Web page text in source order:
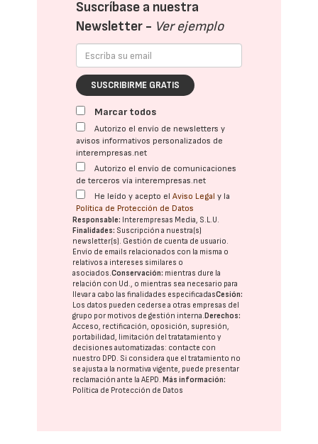
Suscríbase a nuestra
Newsletter - Ver ejemplo
SUSCRIBIRME GRATIS
Marcar todos
Autorizo el envío de newsletters y
avisos informativos personalizados de
interempresas.net
Autorizo el envío de comunicaciones
de terceros vía interempresas.net
He leído y acepto elAviso Legal y la
Política de Protección de Datos
Responsable: Interempresas Media, S.L.U.
Finalidades: Suscripción a nuestra(s)
newsletter(s). Gestión de cuenta de usuario.
Envío de emails relacionados con la misma o
relativos a intereses similares o
asociados.Conservación: mientras dure la
relación con Ud., o mientras sea necesario para
llevar a cabo las finalidades especificadasCesión:
Los datos pueden cederse a otras empresas del
grupo por motivos de gestión interna. Derechos:
Acceso, rectificación, oposición, supresión,
portabilidad, limitación del tratatamiento y
decisiones automatizadas: contacte con
nuestro DPD. Si considera que el tratamiento no
se ajusta a la normativa vigente, puede presentar
reclamación ante laAEPD. Más información:
Política de Protección de Datos